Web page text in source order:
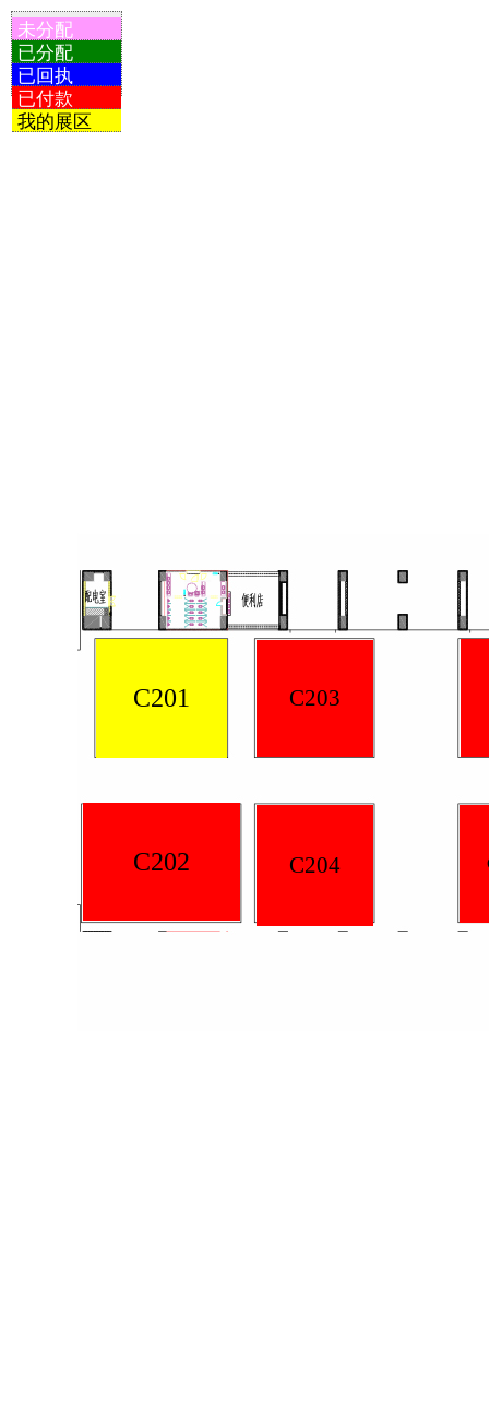
未分配
已分配
已回执
已付款
我的展区
C201 C203
C202 C204